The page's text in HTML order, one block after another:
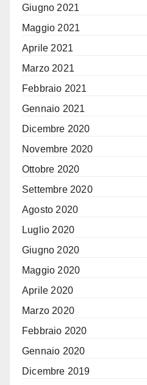
Giugno 2021
Maggio 2021
Aprile 2021
Marzo 2021
Febbraio 2021
Gennaio 2021
Dicembre 2020
Novembre 2020
Ottobre 2020
Settembre 2020
Agosto 2020
Luglio 2020
Giugno 2020
Maggio 2020
Aprile 2020
Marzo 2020
Febbraio 2020
Gennaio 2020
Dicembre 2019